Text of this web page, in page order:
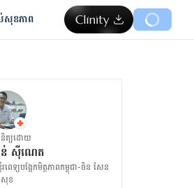
ស់​សុខភាព
ត្យដោយ
ាន់ ស៊ីណេត
េទ្យបង្អែកមិត្តភាពកម្ពុជា-ចិន សែន
សុខ